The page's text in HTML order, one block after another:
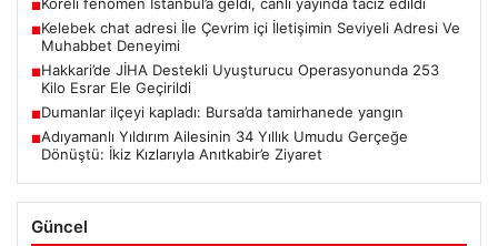
■
■Kelebek chat adresi İle Çevrim içi İletişimin Seviyeli Adresi Ve
Muhabbet Deneyimi
■Hakkari’de JİHA Destekli Uyuşturucu Operasyonunda 253
Kilo Esrar Ele Geçirildi
■Dumanlar ilçeyi kapladı: Bursa’da tamirhanede yangın
■Adıyamanlı Yıldırım Ailesinin 34 Yıllık Umudu Gerçeğe
Dönüştü: İkiz Kızlarıyla Anıtkabir’e Ziyaret
Güncel